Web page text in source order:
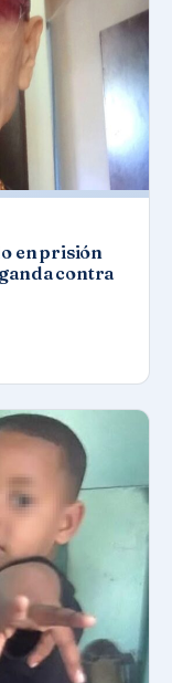
en prisión
contra